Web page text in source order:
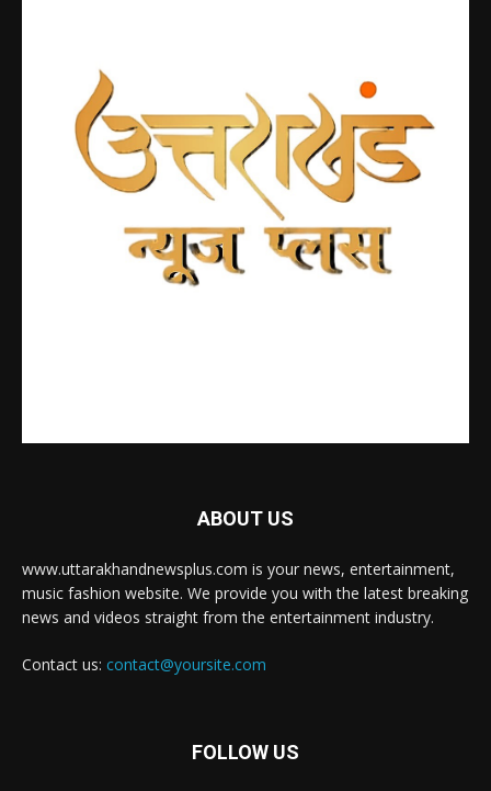
ABOUT US
www.uttarakhandnewsplus.com is your news, entertainment,
music fashion website. We provide you with the latest breaking
news and videos straight from the entertainment industry.
Contact us: contact@yoursite.com
FOLLOW US